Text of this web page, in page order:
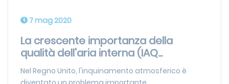
7 mag 2020
La crescente importanza della
qualità dell'aria interna (IAQ...
Nel Regno Unito, l'inquinamento atmosferico è